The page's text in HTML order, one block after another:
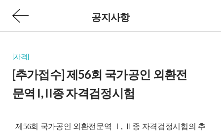
공지사항
[자격]
[추가접수] 제56회 국가공인 외환전
문역 I, II종 자격검정시험
제56회 국가공인 외환전문역 Ⅰ, Ⅱ종 자격검정시험의 추